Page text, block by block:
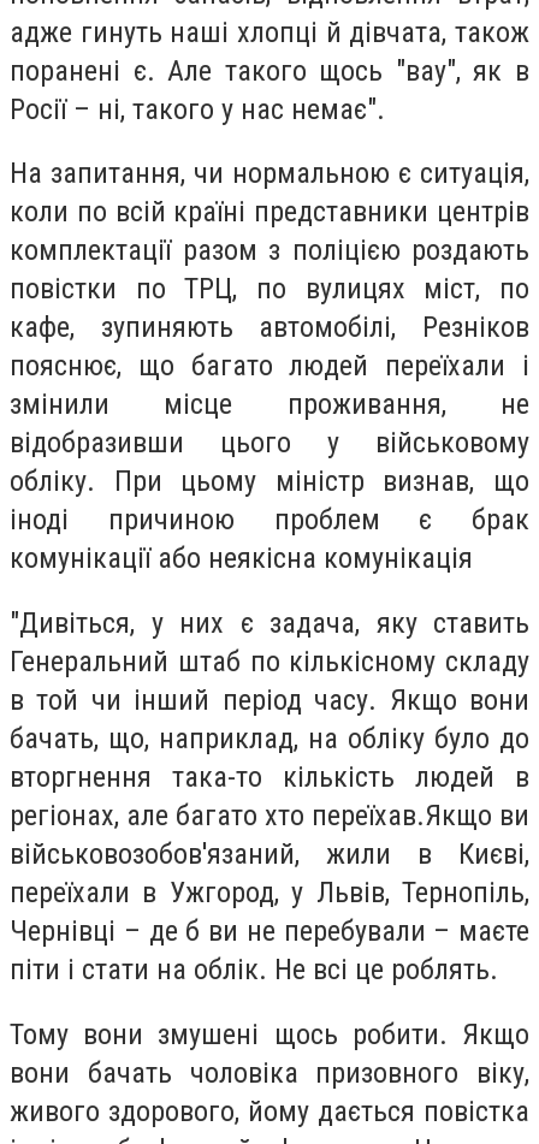
адже гинуть наші хлопці й дівчата, також
поранені є. Але такого щось "вау", як в
Росії – ні, такого у нас немає".
На запитання, чи нормальною є ситуація,
коли по всій країні представники центрів
комплектації разом з поліцією роздають
повістки по ТРЦ, по вулицях міст, по
кафе, зупиняють автомобілі, Резніков
пояснює, що багато людей переїхали і
змінили місце проживання, не
відобразивши цього у військовому
обліку. При цьому міністр визнав, що
іноді причиною проблем є брак
комунікації або неякісна комунікація
"Дивіться, у них є задача, яку ставить
Генеральний штаб по кількісному складу
в той чи інший період часу. Якщо вони
бачать, що, наприклад, на обліку було до
вторгнення така-то кількість людей в
регіонах, але багато хто переїхав.Якщо ви
військовозобов'язаний, жили в Києві,
переїхали в Ужгород, у Львів, Тернопіль,
Чернівці – де б ви не перебували – маєте
піти і стати на облік. Не всі це роблять.
Тому вони змушені щось робити. Якщо
вони бачать чоловіка призовного віку,
живого здорового, йому дається повістка